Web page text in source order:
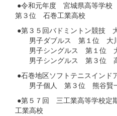
●令和元年度 宮城県高等学
第３位 石巻工業高校
●第３５回バドミントン競技
男子ダブルス 第１位 大
男子シングルス 第１位 大
男子シングルス 第３位 高
●石巻地区ソフトテニスインド
男子個人 第３位 熊谷賢
●第５７回 三工業高等学校
工業高校